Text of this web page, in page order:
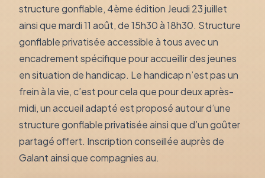
structure gonflable, 4ème édition Jeudi 23 juillet
ainsi que mardi 11 août, de 15h30 à 18h30. Structure
gonflable privatisée accessible à tous avec un
encadrement spécifique pour accueillir des jeunes
en situation de handicap. Le handicap n’est pas un
frein à la vie, c’est pour cela que pour deux après-
midi, un accueil adapté est proposé autour d’une
structure gonflable privatisée ainsi que d’un goûter
partagé offert. Inscription conseillée auprès de
Galant ainsi que compagnies au.